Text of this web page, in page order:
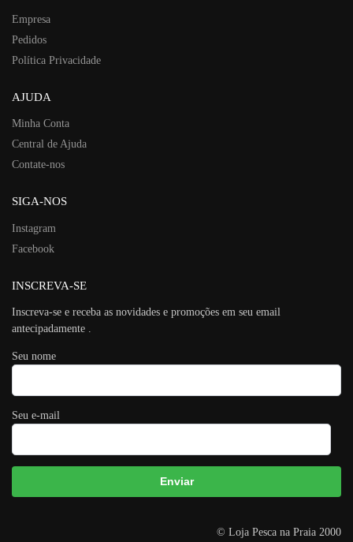
Empresa
Pedidos
Política Privacidade
AJUDA
Minha Conta
Central de Ajuda
Contate-nos
SIGA-NOS
Instagram
Facebook
INSCREVA-SE
Inscreva-se e receba as novidades e promoções em seu email
antecipadamente .
Seu nome
Seu e-mail
© Loja Pesca na Praia 2000